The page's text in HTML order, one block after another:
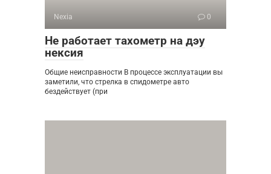
Nexia 0
Не работает тахометр на дэу
нексия
Общие неисправности В процессе эксплуатации вы
заметили, что стрелка в спидометре авто
бездействует (при